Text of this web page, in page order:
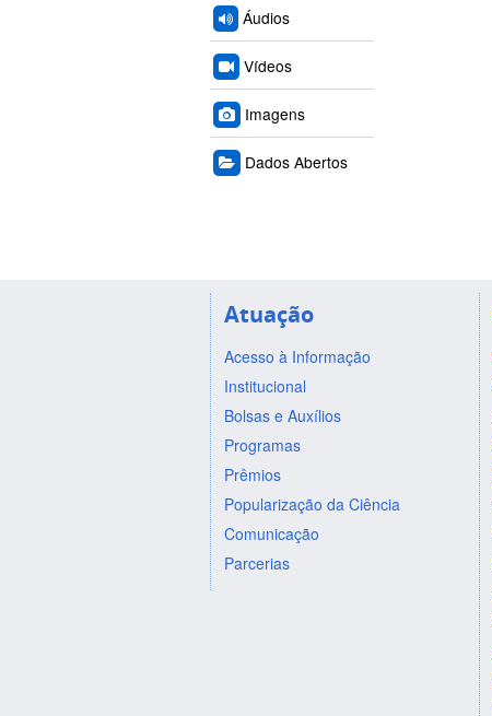
Áudios
Vídeos
Imagens
Dados Abertos
Atuação
Acesso à Informação
Institucional
Bolsas e Auxílios
Programas
Prêmios
Popularização da Ciência
Comunicação
Parcerias